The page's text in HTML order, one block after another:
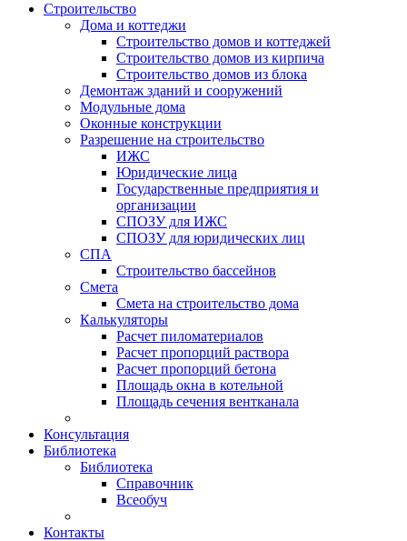
Строительство
Дома и коттеджи
Строительство домов и коттеджей
Строительство домов из кирпича
Строительство домов из блока
Демонтаж зданий и сооружений
Модульные дома
Оконные конструкции
Разрешение на строительство
ИЖС
Юридические лица
Государственные предприятия и
организации
СПОЗУ для ИЖС
СПОЗУ для юридических лиц
СПА
Строительство бассейнов
Смета
Смета на строительство дома
Калькуляторы
Расчет пиломатериалов
Расчет пропорций раствора
Расчет пропорций бетона
Площадь окна в котельной
Площадь сечения вентканала
Консультация
Библиотека
Библиотека
Справочник
Всеобуч
Контакты